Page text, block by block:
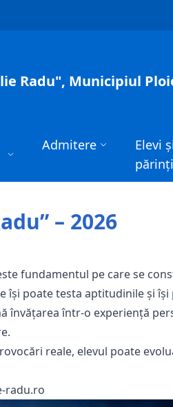
Radu", Municipiul
Admitere
Elevi
părinți
– 2026
fundamentul pe care se
poate testa aptitudinile și
într-o experiență
reale, elevul poate
radu.ro